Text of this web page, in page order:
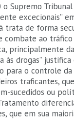
Supremo
excecionais”
trata de forma
ao tráfico
principalmente
drogas”
para o controle
traficantes,
sucedidos ou
que em sua